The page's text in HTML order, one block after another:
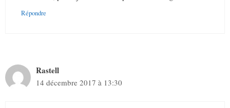
Répondre
Rastell
14 décembre 2017 à 13:30